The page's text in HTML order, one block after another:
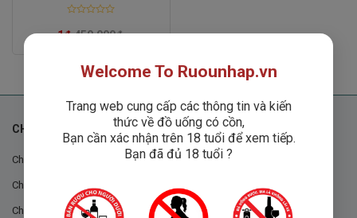
0450,000₫
1₫
CHÍNH SÁCH
Chính sách chung
Chính sách đổi trả
Chính sách mua hàng
Welcome To Ruounhap.vn
Trang web cung cấp các thông tin và kiến
thức về đồ uống có cồn,
Bạn cần xác nhận trên 18 tuổi để xem tiếp.
Bạn đã đủ 18 tuổi ?